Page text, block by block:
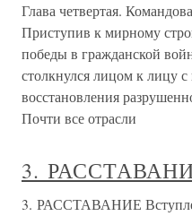
Глава четвертая.
Приступив к мирному
победы в гражданской
столкнулся лицом к лицу
восстановления
Почти все отрасли
3.
3. РАССТАВАНИЕ